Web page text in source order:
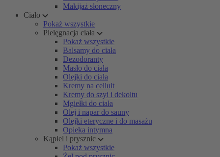
Makijaż słoneczny
Ciało
Pokaż wszystkie
Pielęgnacja ciała
Pokaż wszystkie
Balsamy do ciała
Dezodoranty
Masło do ciała
Olejki do ciała
Kremy na celluit
Kremy do szyi i dekoltu
Mgiełki do ciała
Olej i napar do sauny
Olejki eteryczne i do masażu
Opieka intymna
Kąpiel i prysznic
Pokaż wszystkie